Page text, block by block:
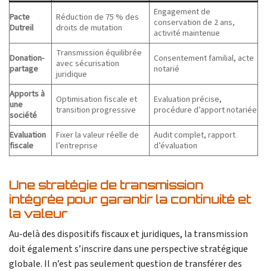
Pacte
Dutreil
Réduction de 75 % des
droits de mutation
Engagement de
conservation de 2 ans,
activité maintenue
Donation-
partage
Transmission équilibrée
avec sécurisation
juridique
Consentement familial, acte
notarié
Apports à
une
société
Optimisation fiscale et
transition progressive
Evaluation précise,
procédure d’apport notariée
Evaluation
fiscale
Fixer la valeur réelle de
l’entreprise
Audit complet, rapport
d’évaluation
Une stratégie de transmission
intégrée pour garantir la continuité et
la valeur
Au-delà des dispositifs fiscaux et juridiques, la transmission
doit également s’inscrire dans une perspective stratégique
globale. Il n’est pas seulement question de transférer des